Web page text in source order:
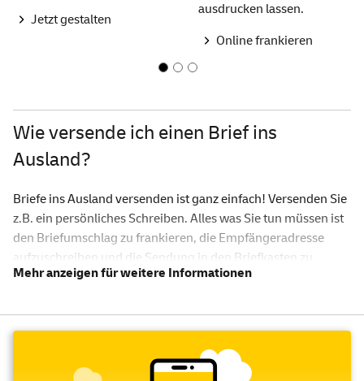
Jetzt gestalten
ausdrucken lassen.
Online frankieren
Wie versende ich einen Brief ins
Ausland?
Briefe ins Ausland versenden ist ganz einfach! Versenden Sie
z.B. ein persönliches Schreiben. Alles was Sie tun müssen ist
den Briefumschlag zu frankieren, die Empfängeradresse
aufzuschreiben und die Sendung in den Briefkasten zu
werfen.
Was kostet das Briefporto International?
Das Briefporto für einen Standardbrief International kostet
nur 1,25 Euro. Entsprechende Briefmarken können Sie ganz